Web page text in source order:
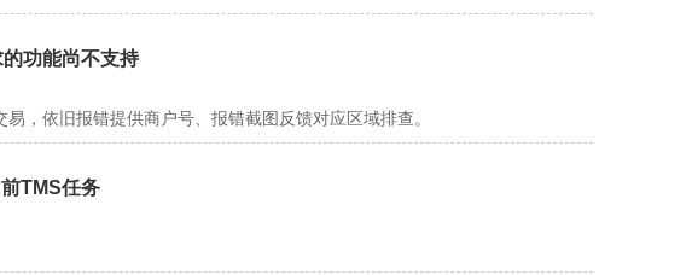
功能尚不支持
，依旧报错提供商户号、报错截图反馈对应区域排查。
TMS任务